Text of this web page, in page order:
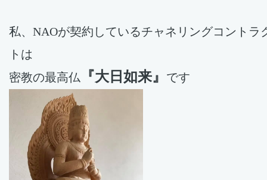
私、NAOが契約しているチャネリングコントラ
トは
密教の最高仏
『大日如来』 です